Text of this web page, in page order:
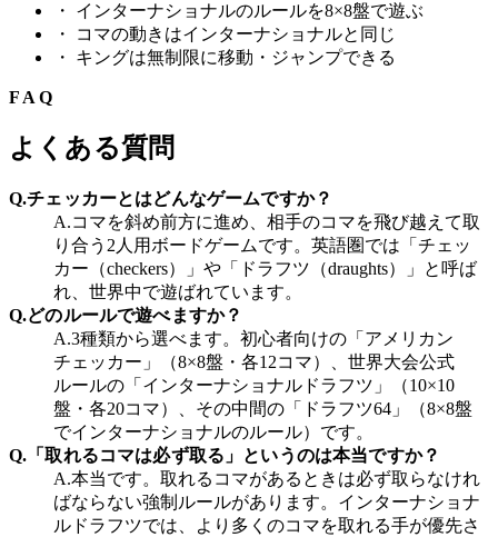
・
インターナショナルのルールを8×8盤で遊ぶ
・
コマの動きはインターナショナルと同じ
・
キングは無制限に移動・ジャンプできる
FAQ
よくある質問
Q.チェッカーとはどんなゲームですか？
A.コマを斜め前方に進め、相手のコマを飛び越えて取
り合う2人用ボードゲームです。英語圏では「チェッ
カー（checkers）」や「ドラフツ（draughts）」と呼ば
れ、世界中で遊ばれています。
Q.どのルールで遊べますか？
A.3種類から選べます。初心者向けの「アメリカン
チェッカー」（8×8盤・各12コマ）、世界大会公式
ルールの「インターナショナルドラフツ」（10×10
盤・各20コマ）、その中間の「ドラフツ64」（8×8盤
でインターナショナルのルール）です。
Q. 「取れるコマは必ず取る」というのは本当ですか？
A.本当です。取れるコマがあるときは必ず取らなけれ
ばならない強制ルールがあります。インターナショナ
ルドラフツでは、より多くのコマを取れる手が優先さ